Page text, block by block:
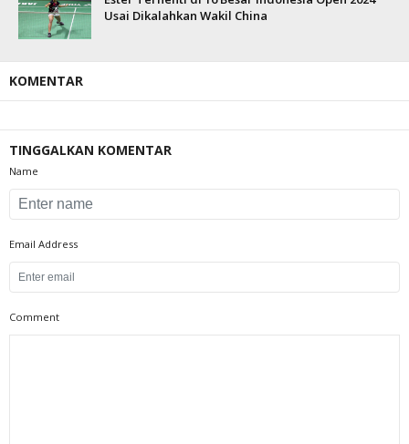
Usai Dikalahkan Wakil China
KOMENTAR
TINGGALKAN KOMENTAR
Name
Email Address
Comment